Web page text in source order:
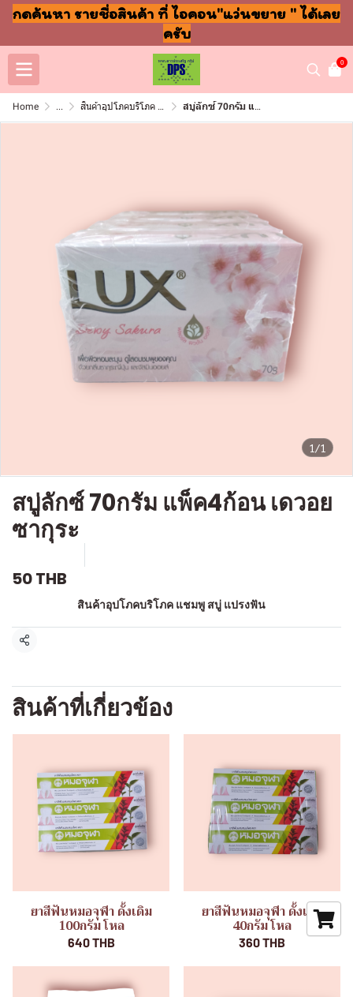
กดค้นหา รายชื่อสินค้า ที่ ไอคอน"แว่นขยาย " ได้เลย
ครับ
0
Home ... สินค้าอุปโภคบริโภค แชมพู สบู่ แปรงฟัน สบู่ลักซ์ 70กรัม แพ็ค4ก้อน เดวอยซากุระ
1/1
สบู่ลักซ์ 70กรัม แพ็ค4ก้อน เดวอย
ซากุระ
50 THB
สินค้าอุปโภคบริโภค แชมพู สบู่ แปรงฟัน
แชร์
สินค้าที่เกี่ยวข้อง
ยาสีฟันหมอจุฬา ดั้งเดิม
100กรัม โหล
640 THB
ยาสีฟันหมอจุฬา ดั้งเดิม
40กรัม โหล
360 THB